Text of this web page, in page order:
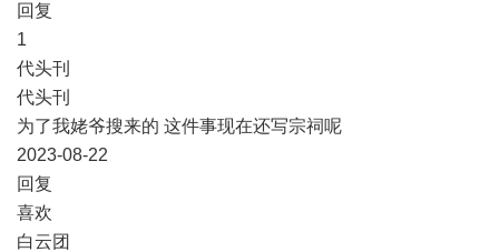
​回复
​1
代头刊
代头刊
为了我姥爷搜来的 这件事现在还写宗祠呢
2023-08-22
​回复
​喜欢
白云团